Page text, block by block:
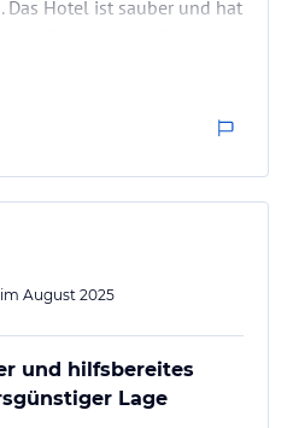
Hotel ist sauber und hat
im August 2025
und hilfsbereites
Lage